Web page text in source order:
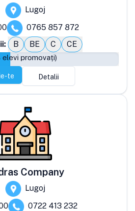
Lugoj
0765 857 872
B BE C CE
elevi promovați)
te Detalii
Company
Lugoj
0722 413 232